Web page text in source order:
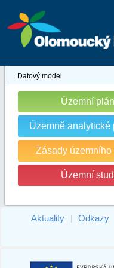
Datový model
Územní
Územně analytické
Zásady územního
Územní
Aktuality Odkazy